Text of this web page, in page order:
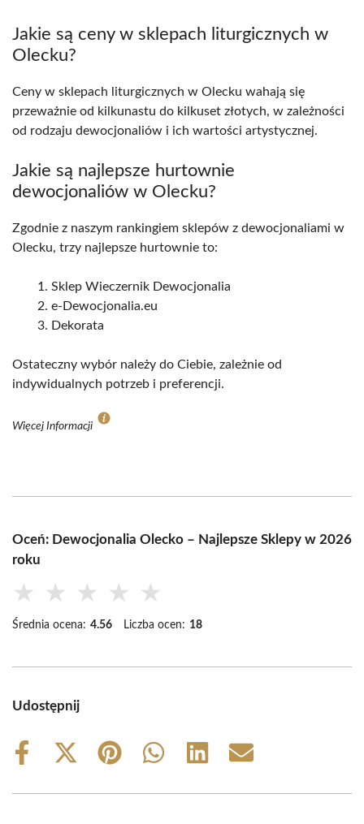
Jakie są ceny w sklepach liturgicznych w
Olecku?
Ceny w sklepach liturgicznych w Olecku wahają się
przeważnie od kilkunastu do kilkuset złotych, w zależności
od rodzaju dewocjonaliów i ich wartości artystycznej.
Jakie są najlepsze hurtownie
dewocjonaliów w Olecku?
Zgodnie z naszym rankingiem sklepów z dewocjonaliami w
Olecku, trzy najlepsze hurtownie to:
Sklep Wieczernik Dewocjonalia
e-Dewocjonalia.eu
Dekorata
Ostateczny wybór należy do Ciebie, zależnie od
indywidualnych potrzeb i preferencji.
Więcej Informacji
Oceń: Dewocjonalia Olecko – Najlepsze Sklepy w 2026
roku
★ ★ ★ ★ ★
Średnia ocena: 4.56 Liczba ocen: 18
Udostępnij
Share
Share
(Twitter)
Share
Share
Share
Share